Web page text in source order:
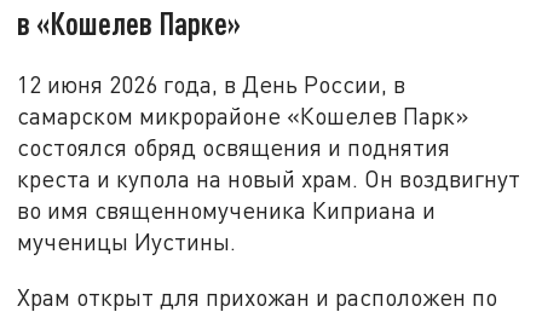
в «Кошелев Парке»
12 июня 2026 года, в День России, в
самарском микрорайоне «Кошелев Парк»
состоялся обряд освящения и поднятия
креста и купола на новый храм. Он воздвигнут
во имя священномученика Киприана и
мученицы Иустины.
Храм открыт для прихожан и расположен по